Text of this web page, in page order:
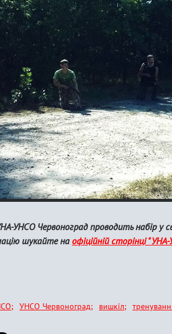
УНСО Червоноград проводить набір у
шукайте наофіційній сторінці
УНСО Червоноград вишкіл